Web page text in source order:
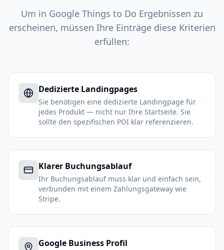
Um in Google Things to Do Ergebnissen zu
erscheinen, müssen Ihre Einträge diese Kriterien
erfüllen:
Dedizierte Landingpages
Sie benötigen eine dedizierte Landingpage für
jedes Produkt — nicht nur Ihre Startseite. Sie
sollte den spezifischen POI klar referenzieren.
Klarer Buchungsablauf
Ihr Buchungsablauf muss klar und einfach sein,
verbunden mit einem Zahlungsgateway wie
Stripe.
Google Business Profil